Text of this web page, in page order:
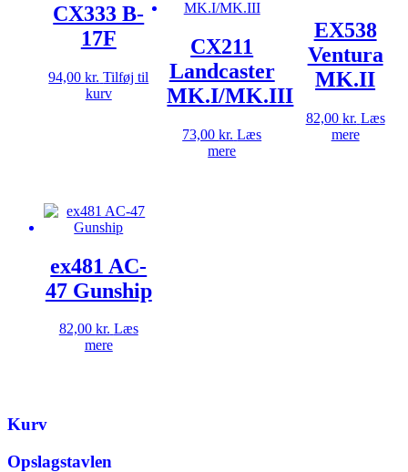
CX333 B-
17F
94,00kr. Tilføj til
kurv
CX211
Landcaster
MK.I/MK.III
73,00kr. Læs
mere
EX538
Ventura
MK.II
82,00 kr. Læs
mere
ex481 AC-
47 Gunship
82,00 kr. Læs
mere
Kurv
Opslagstavlen